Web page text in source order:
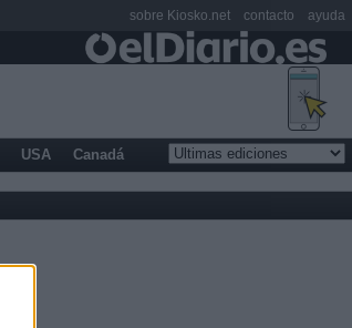
USA Canadá
sobre Kiosko.net contacto ayuda